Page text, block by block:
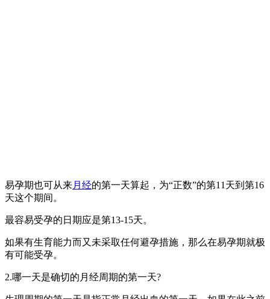
易孕期也可从来月经的第一天算起，为“正数”的第11天到第16
天这个期间。
最容易受孕的日期应是第13-15天。
如果有生育能力而又未采取任何避孕措施，那么在易孕期就极
有可能受孕。
2.哪一天是确切的月经周期的第一天?